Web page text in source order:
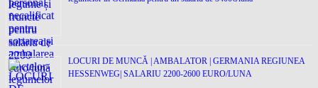
LOCURI DE MUNCĂ | AMBALATOR | GERMANIA REGIUNEA
HESSENWEG| SALARIU 2200-2600 EURO/LUNA